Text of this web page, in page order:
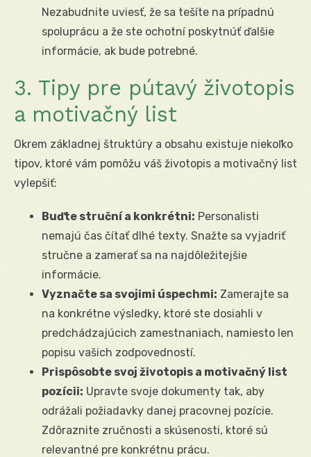
Nezabudnite uviesť, že sa tešíte na prípadnú
spoluprácu a že ste ochotní poskytnúť ďalšie
informácie, ak bude potrebné.
3. Tipy pre pútavý životopis
a motivačný list
Okrem základnej štruktúry a obsahu existuje niekoľko
tipov, ktoré vám pomôžu váš životopis a motivačný list
vylepšiť:
Buďte struční a konkrétni: Personalisti
nemajú čas čítať dlhé texty. Snažte sa vyjadriť
stručne a zamerať sa na najdôležitejšie
informácie.
Vyznačte sa svojimi úspechmi: Zamerajte sa
na konkrétne výsledky, ktoré ste dosiahli v
predchádzajúcich zamestnaniach, namiesto len
popisu vašich zodpovedností.
Prispôsobte svoj životopis a motivačný list
pozícii: Upravte svoje dokumenty tak, aby
odrážali požiadavky danej pracovnej pozície.
Zdôraznite zručnosti a skúsenosti, ktoré sú
relevantné pre konkrétnu prácu.